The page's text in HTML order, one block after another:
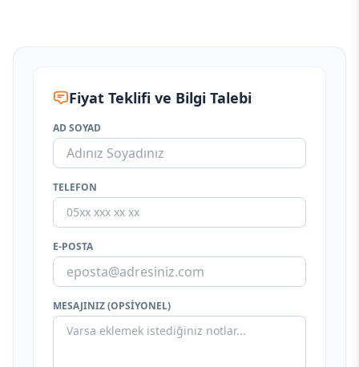
Fiyat Teklifi ve Bilgi Talebi
AD SOYAD
TELEFON
E-POSTA
MESAJINIZ (OPSIYONEL)